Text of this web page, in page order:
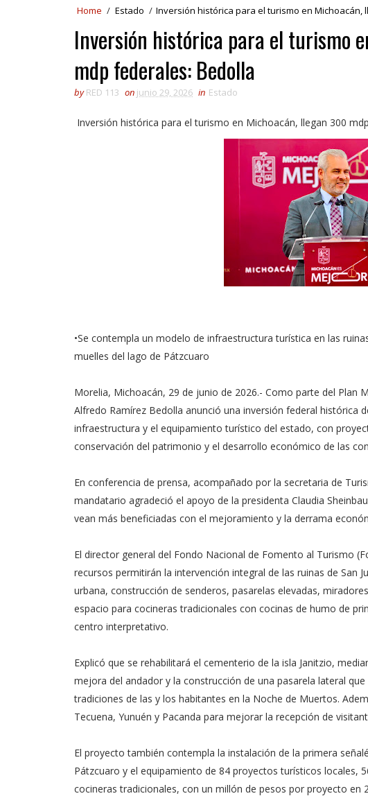
Home / Estado / Inversión histórica para el turismo en Michoacán,
Inversión histórica para el turismo
mdp federales: Bedolla
by RED 113 on junio 29, 2026 in Estado
Inversión histórica para el turismo en Michoacán, llegan 300
•Se contempla un modelo de infraestructura turística en las
muelles del lago de Pátzcuaro
Morelia, Michoacán, 29 de junio de 2026.- Como parte del Plan
Alfredo Ramírez Bedolla anunció una inversión federal histórica
infraestructura y el equipamiento turístico del estado, con
conservación del patrimonio y el desarrollo económico de las
En conferencia de prensa, acompañado por la secretaria de
mandatario agradeció el apoyo de la presidenta Claudia
vean más beneficiadas con el mejoramiento y la derrama
El director general del Fondo Nacional de Fomento al Turismo
recursos permitirán la intervención integral de las ruinas de San
urbana, construcción de senderos, pasarelas elevadas,
espacio para cocineras tradicionales con cocinas de humo de
centro interpretativo.
Explicó que se rehabilitará el cementerio de la isla Janitzio,
mejora del andador y la construcción de una pasarela lateral
tradiciones de las y los habitantes en la Noche de Muertos.
Tecuena, Yunuén y Pacanda para mejorar la recepción de
El proyecto también contempla la instalación de la primera
Pátzcuaro y el equipamiento de 84 proyectos turísticos locales,
cocineras tradicionales, con un millón de pesos por proyecto en